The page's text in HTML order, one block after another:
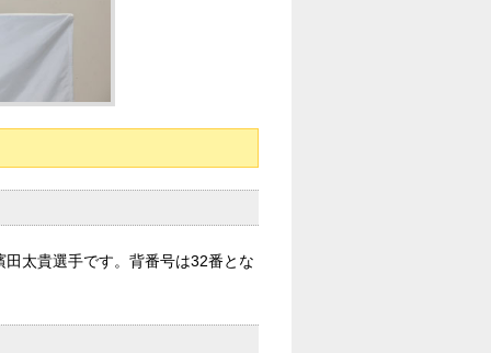
太貴選手です。背番号は32番とな